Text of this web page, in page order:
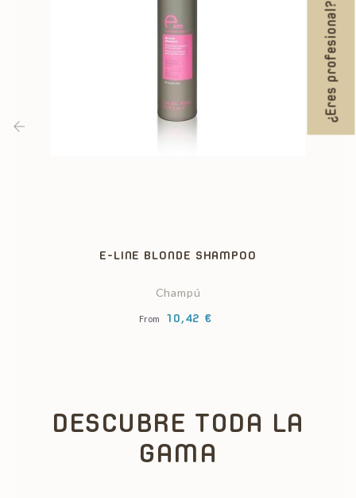
¿Eres profesional?
E-LINE BLONDE SHAMPOO
Champú
From Precio
10,42 €
DESCUBRE TODA LA
GAMA